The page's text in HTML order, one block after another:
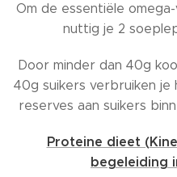
Om de essentiële
nuttig je 2
Door minder dan 40g
40g suikers verbruiken je
reserves aan suikers
Proteine dieet
begeleiding